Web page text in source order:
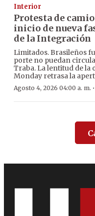
Interior
Protesta de
inicio de nueva
de la Integración
Limitados. Brasileños
porte no puedan
Traba. La lentitud de la
Monday retrasa la
Agosto 4, 2026 04:00 a. m.